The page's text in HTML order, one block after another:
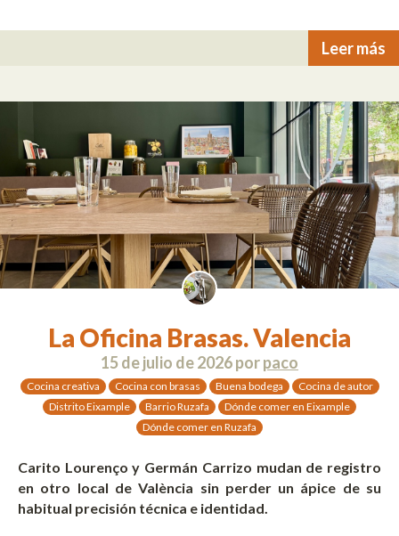
Leer más
La Oficina Brasas. Valencia
15 de julio de 2026porpaco
Cocina creativa Cocina con brasas Buena bodega
Cocina de autor
Distrito Eixample
Barrio Ruzafa
Dónde comer en Eixample
Dónde comer en Ruzafa
Carito Lourenço y Germán Carrizo mudan de registro
en otro local de València sin perder un ápice de su
habitual precisión técnica e identidad.